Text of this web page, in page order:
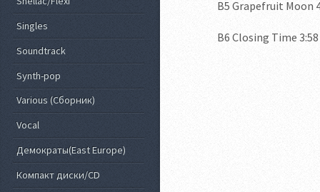
B5 Grapefruit Moon
B6 Closing Time 3:58
Singles
Soundtrack
Synth-pop
Various (Сборник)
Vocal
Демократы(East Europe)
Компакт диски/CD